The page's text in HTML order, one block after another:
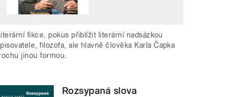
fikce, pokus přiblížit literární nadsázkou
filozofa, ale hlavně člověka Karla Čapka
jinou formou.
Rozsypaná slova